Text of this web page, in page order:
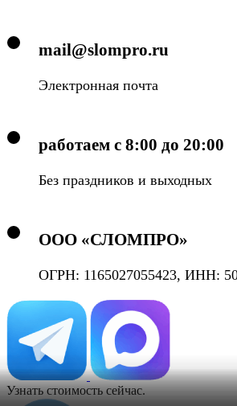
mail@slompro.ru
Электронная почта
работаем с 8:00 до 20:00
Без праздников и выходных
ООО «СЛОМПРО»
ОГРН: 1165027055423, ИНН:
Узнать стоимость сейчас.